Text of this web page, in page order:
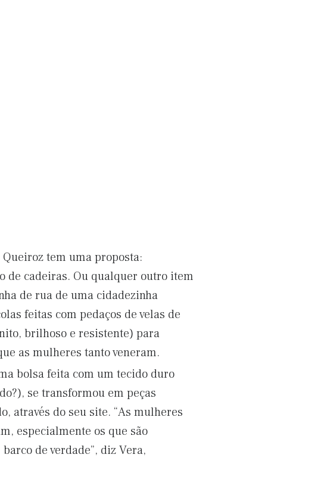
tem uma proposta:
de cadeiras. Ou qualquer outro item
de rua de uma cidadezinha
feitas com pedaços de velas de
brilhoso e resistente) para
as mulheres tanto veneram.
bolsa feita com um tecido duro
se transformou em peças
através do seu site. “As mulheres
especialmente os que são
de verdade”, diz Vera,